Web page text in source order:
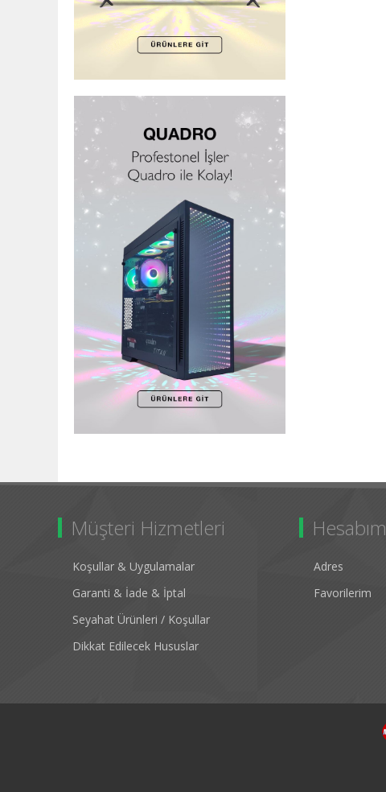
Müşteri Hizmetleri
Koşullar & Uygulamalar
Garanti & İade & İptal
Seyahat Ürünleri / Koşullar
Dikkat Edilecek Hususlar
Hesabım
Adres
Favorilerim